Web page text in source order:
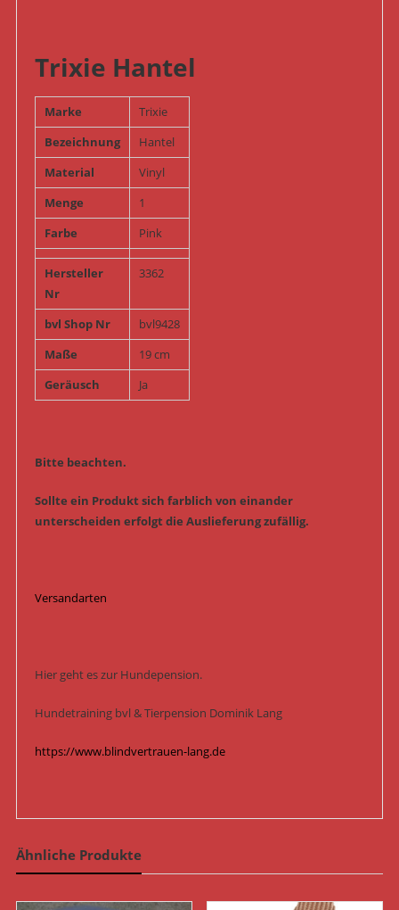
Trixie Hantel
Marke
Trixie
Bezeichnung
Hantel
Material
Vinyl
Menge
1
Farbe
Pink
Hersteller
Nr
3362
bvl Shop Nr
bvl9428
Maße
19 cm
Geräusch
Ja
Bitte beachten.
Sollte ein Produkt sich farblich von einander
unterscheiden erfolgt die Auslieferung zufällig.
Versandarten
Hier geht es zur Hundepension.
Hundetraining bvl & Tierpension Dominik Lang
https://www.blindvertrauen-lang.de
Ähnliche Produkte